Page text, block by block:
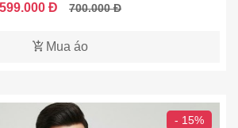
599.000 Đ 700.000 Đ
Mua áo
- 15%